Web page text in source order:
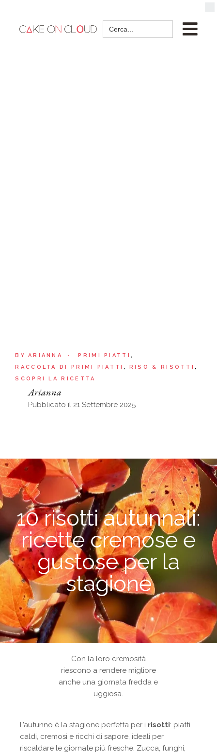
Search
for:
BY ARIANNA
PRIMI PIATTI
RACCOLTA DI PRIMI PIATTI
RISO & RISOTTI
SCOPRI LA RICETTA
Arianna
Pubblicato il 21 Settembre 2025
10 risotti autunnali:
ricette cremose e
gustose per la
stagione
Con la loro cremosità
riescono a rendere migliore
anche una giornata fredda e
uggiosa.
L’autunno è la stagione perfetta per i risotti: piatti
caldi, cremosi e ricchi di sapore, ideali per
riscaldare le giornate più fresche. Zucca, funghi,